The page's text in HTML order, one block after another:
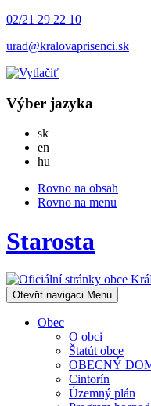
02/21 29 22 10
urad@kralovaprisenci.sk
Výber jazyka
skSlovensky
en
hu
Rovno na obsah
Rovno na menu
Starosta
Otevřit navigaci Menu
Obec
O obci
Štatút obce
OBECNÝ
Cintorín
Územný plán